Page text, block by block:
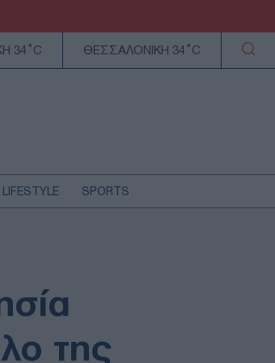
34°C ΘΕΣΣΑΛΟΝΙΚΗ 34°C
LIFESTYLE SPORTS
της